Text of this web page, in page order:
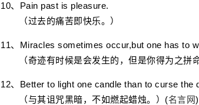
10、Pain past is pleasure.
（过去的痛苦即快乐。）
11、Miracles sometimes occur,but one has to
（奇迹有时候是会发生的，但是你得为之拼命
12、Better to light one candle than to curse the
（与其诅咒黑暗，不如燃起蜡烛。）(名言网)